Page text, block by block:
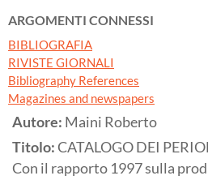
ARGOMENTI CONNESSI
BIBLIOGRAFIA
RIVISTE GIORNALI
Bibliography References
Magazines and newspapers
Autore: Maini Roberto
Titolo:CATALOGO DEI
Con il rapporto 1997 sulla